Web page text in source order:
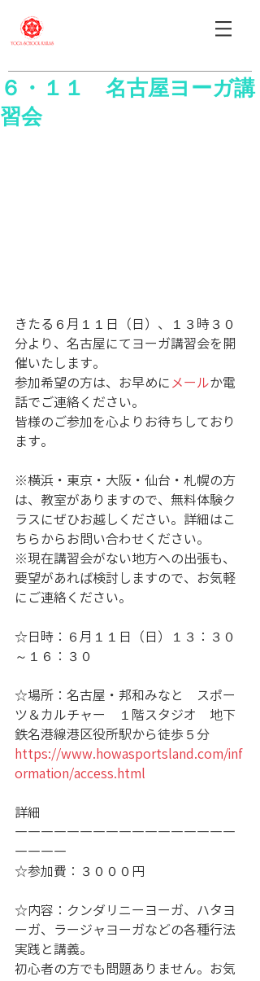
６・１１ 名古屋ヨーガ講
習会
きたる６月１１日（日）、１３時３０
分より、名古屋にてヨーガ講習会を開
催いたします。
参加希望の方は、お早めに メールか電
話でご連絡ください。
皆様のご参加を心よりお待ちしており
ます。
※横浜・東京・大阪・仙台・札幌の方
は、教室がありますので、無料体験ク
ラスにぜひお越しください。詳細はこ
ちらからお問い合わせください。
※現在講習会がない地方への出張も、
要望があれば検討しますので、お気軽
にご連絡ください。
☆日時：６月１１日（日）１３：３０
～１６：３０
☆場所：名古屋・邦和みなと　スポー
ツ＆カルチャー　１階スタジオ　地下
鉄名港線港区役所駅から徒歩５分
https://www.howasportsland.com/inf
ormation/access.html
詳細
―――――――――――――――――
――――
☆参加費：３０００円
☆内容：クンダリニーヨーガ、ハタヨ
ーガ、ラージャヨーガなどの各種行法
実践と講義。
初心者の方でも問題ありません。お気